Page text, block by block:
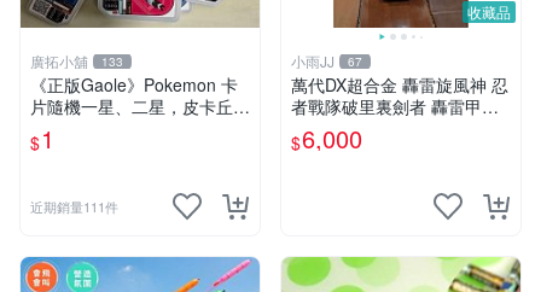
廣拓小舖 133
《正版Gaole》Pokemon 卡
片隨機一星、二星，皮卡丘、
小火龍、秒花種子、傑尼龜
$1
近期銷量111件
收藏品
小雨JJ 67
萬代DX超合金 轟雷旋風神 忍
者戰隊破里裏劍者 轟雷甲蟲
轟雷鍬形蟲 絕版稀有老物收
藏品
$6,000